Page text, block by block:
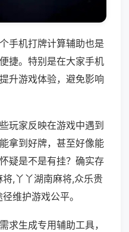
手机打牌计算辅助也是
捷。特别是在大家手机
升游戏体验，避免影响
玩家反映在游戏中遇到
拿到好牌，甚至好像能
疑是不是有挂？确实存
,丫丫湖南麻将,众乐贵
维护游戏公平。
求生成专用辅助工具，